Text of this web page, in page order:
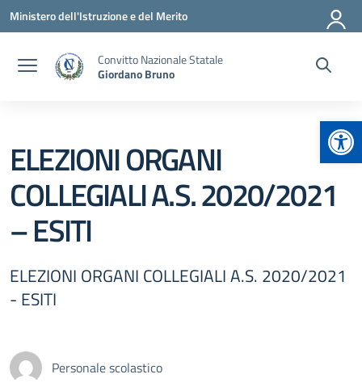
Vai ai contenuti
Vai al menu di navigazione
Vai al footer
Ministero dell'Istruzione e del Merito
Convitto Nazionale Statale
Giordano Bruno
ELEZIONI ORGANI
COLLEGIALI A.S. 2020/2021
– ESITI
ELEZIONI ORGANI COLLEGIALI A.S. 2020/2021
- ESITI
Personale scolastico